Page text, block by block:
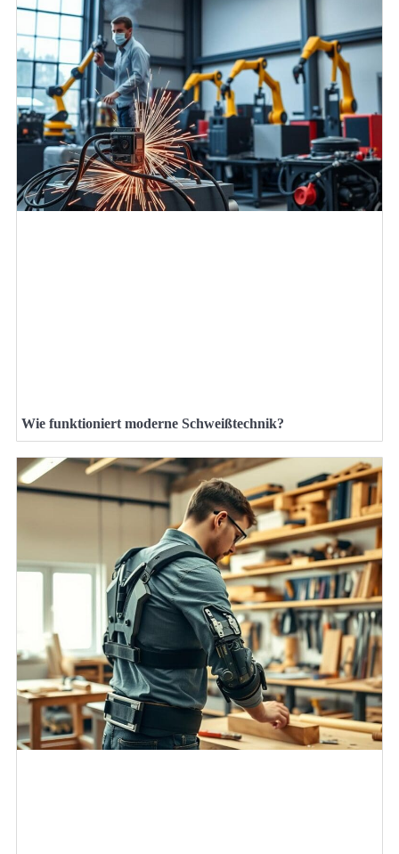
Wie funktioniert moderne Schweißtechnik?